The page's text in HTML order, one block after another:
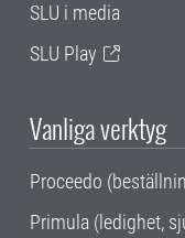
SLU i media
SLU Play
Vanliga verktyg
Proceedo
Primula (ledighet,